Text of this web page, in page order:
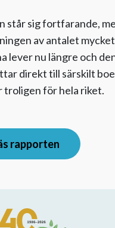
står sig fortfarande,
av antalet
nu längre och
direkt till särskilt
troligen för hela riket.
rapporten